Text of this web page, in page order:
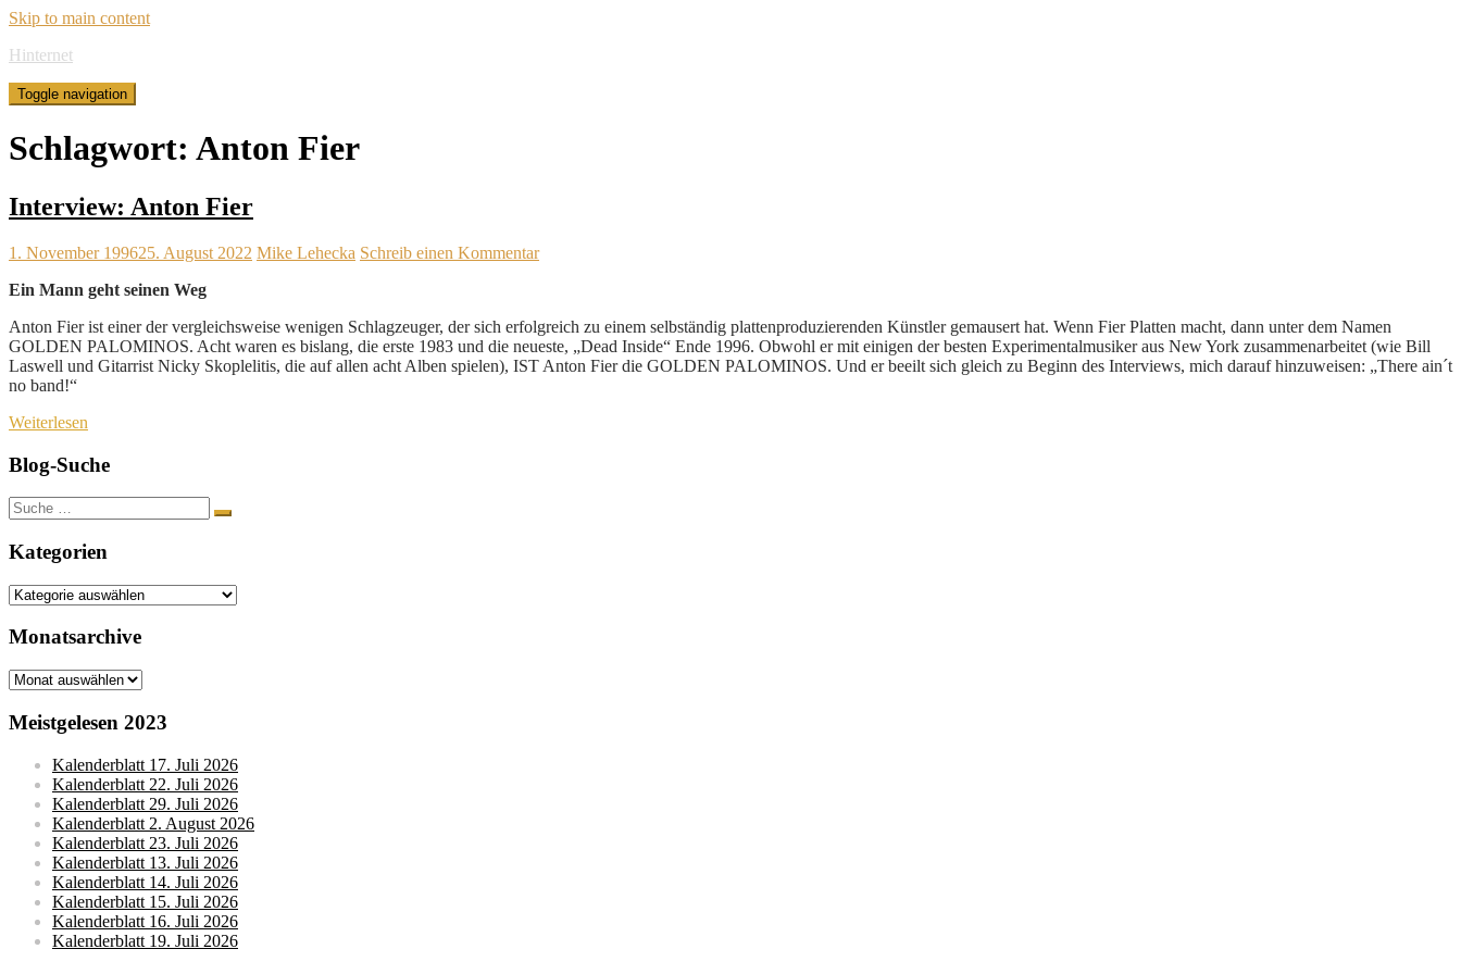
Skip to main content
Hinternet
Toggle navigation
Schlagwort: Anton Fier
Interview: Anton Fier
1. November 199625. August 2022 Mike Lehecka Schreib einen Kommentar
Ein Mann geht seinen Weg
Anton Fier ist einer der vergleichsweise wenigen Schlagzeuger, der sich erfolgreich zu einem selbständig plattenproduzierenden Künstler gemausert hat. Wenn Fier Platten macht, dann unter dem Namen
GOLDEN PALOMINOS. Acht waren es bislang, die erste 1983 und die neueste, „Dead Inside“ Ende 1996. Obwohl er mit einigen der besten Experimentalmusiker aus New York zusammenarbeitet (wie Bill
Laswell und Gitarrist Nicky Skoplelitis, die auf allen acht Alben spielen), IST Anton Fier die GOLDEN PALOMINOS. Und er beeilt sich gleich zu Beginn des Interviews, mich darauf hinzuweisen: „There ain´t
no band!“
Weiterlesen
Blog-Suche
Suche
nach:
Kategorien
Kategorien
Monatsarchive
Monatsarchive
Meistgelesen 2023
Kalenderblatt 17. Juli 2026
Kalenderblatt 22. Juli 2026
Kalenderblatt 29. Juli 2026
Kalenderblatt 2. August 2026
Kalenderblatt 23. Juli 2026
Kalenderblatt 13. Juli 2026
Kalenderblatt 14. Juli 2026
Kalenderblatt 15. Juli 2026
Kalenderblatt 16. Juli 2026
Kalenderblatt 19. Juli 2026